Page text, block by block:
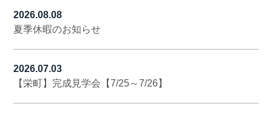
2026.08.08
夏季休暇のお知らせ
2026.07.03
【栄町】完成見学会【7/25～7/26】